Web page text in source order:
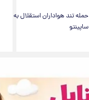
حمله تند هواداران استقلال به
ساپینتو